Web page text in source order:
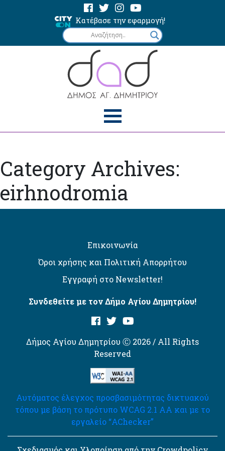
Κατέβασε την εφαρμογή!
Category Archives:
eirhnodromia
Επικοινωνία
Όροι χρήσης και Πολιτική Απορρήτου
Εγγραφή στο Newsletter!
Συνδεθείτε με τον Δήμο Αγίου Δημητρίου!
Δήμος Αγίου Δημητρίου Ⓒ 2026 / All Rights
Reserved
Αυτόματος έλεγχος προσβασιμότητας δικτυακού
τόπου με βάση το πρότυπο WCAG 2.1 AA και με το
εργαλείο “AChecker”